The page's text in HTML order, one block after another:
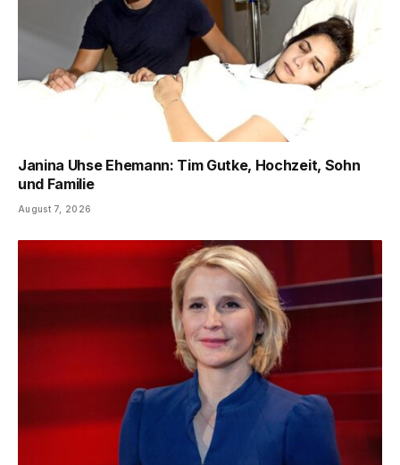
Janina Uhse Ehemann: Tim Gutke, Hochzeit, Sohn
und Familie
August 7, 2026